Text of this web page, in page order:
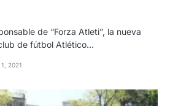
de “Forza Atleti”, la nueva
de fútbol Atlético…
2021